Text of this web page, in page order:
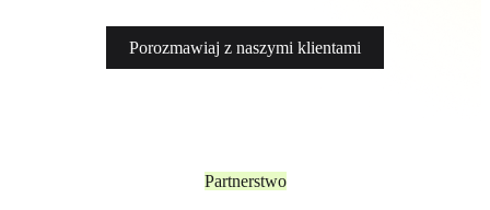
Porozmawiaj z naszymi klientami
Partnerstwo